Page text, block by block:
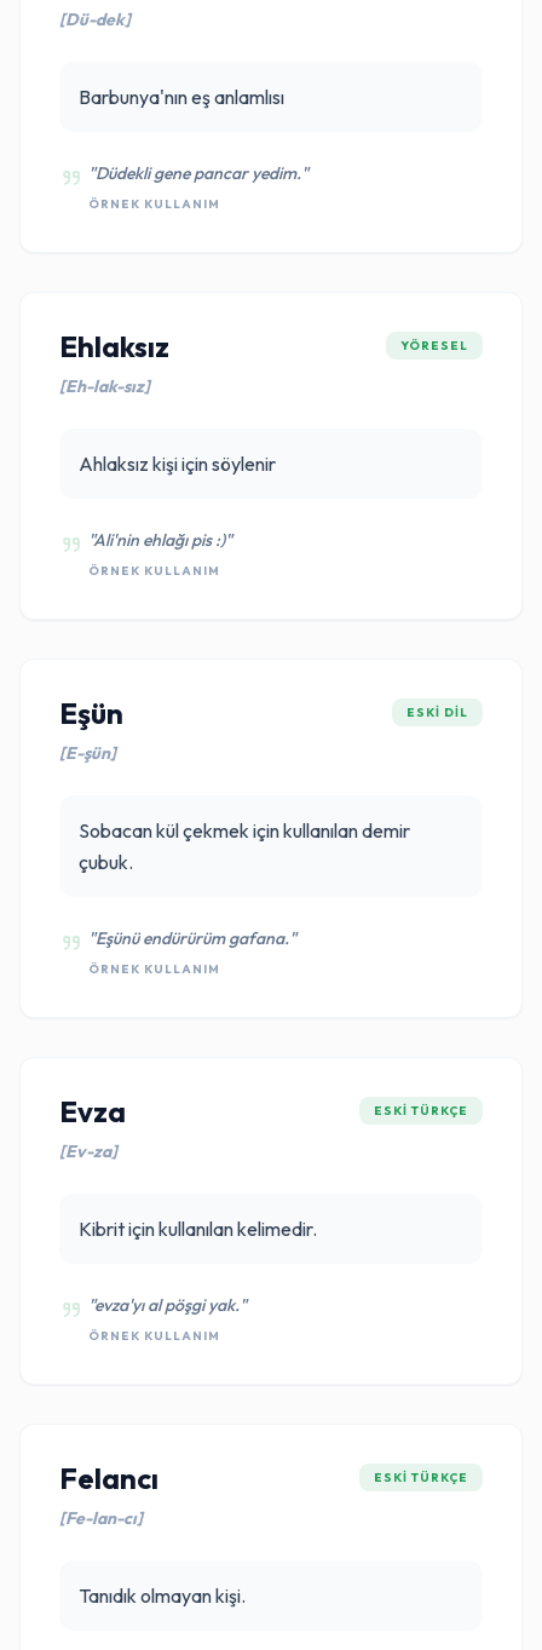
[Dü-dek]
Barbunya'nın eş anlamlısı
"Düdekli gene pancar yedim."
ÖRNEK KULLANIM
Ehlaksız
[Eh-lak-sız]
YÖRESEL
Ahlaksız kişi için söylenir
"Ali'nin ehlağı pis :)"
ÖRNEK KULLANIM
Eşün
[E-şün]
ESKI DIL
Sobacan kül çekmek için kullanılan demir
çubuk.
"Eşünü endürürüm gafana."
ÖRNEK KULLANIM
Evza
[Ev-za]
ESKI TÜRKÇE
Kibrit için kullanılan kelimedir.
"evza'yı al pöşgi yak."
ÖRNEK KULLANIM
Felancı
[Fe-lan-cı]
ESKI TÜRKÇE
Tanıdık olmayan kişi.